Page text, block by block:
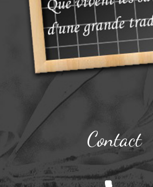
Contact